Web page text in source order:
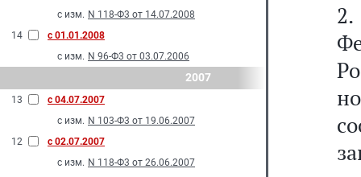
с изм. N 118-Ф3 от 14.07.2008
14
с 01.01.2008
с изм. N 96-Ф3 от 03.07.2006
2007
13
с 04.07.2007
с изм. N 103-Ф3 от 19.06.2007
12
с 02.07.2007
с изм. N 118-Ф3 от 26.06.2007